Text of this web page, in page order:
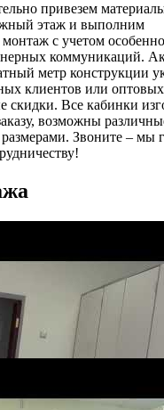
привезем
этаж и выполним
с учетом
коммуникаций.
метр конструкции
клиентов или оптовых
Все кабинки
возможны
Звоните – мы